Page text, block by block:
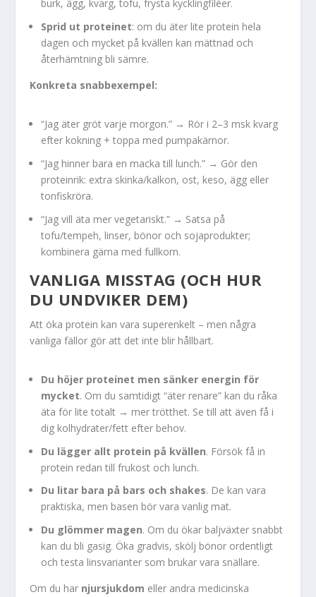
burk, ägg, kvarg, tofu, frysta kycklingfiléer.
Sprid ut proteinet: om du äter lite protein hela
dagen och mycket på kvällen kan mättnad och
återhämtning bli sämre.
Konkreta snabbexempel:
“Jag äter gröt varje morgon.” → Rör i 2–3 msk kvarg
efter kokning + toppa med pumpakärnor.
“Jag hinner bara en macka till lunch.” → Gör den
proteinrik: extra skinka/kalkon, ost, keso, ägg eller
tonfiskröra.
“Jag vill äta mer vegetariskt.” → Satsa på
tofu/tempeh, linser, bönor och sojaprodukter;
kombinera gärna med fullkorn.
VANLIGA MISSTAG (OCH HUR
DU UNDVIKER DEM)
Att öka protein kan vara superenkelt – men några
vanliga fällor gör att det inte blir hållbart.
Du höjer proteinet men sänker energin för
mycket. Om du samtidigt “äter renare” kan du råka
äta för lite totalt → mer trötthet. Se till att även få i
dig kolhydrater/fett efter behov.
Du lägger allt protein på kvällen. Försök få in
protein redan till frukost och lunch.
Du litar bara på bars och shakes. De kan vara
praktiska, men basen bör vara vanlig mat.
Du glömmer magen. Om du ökar baljväxter snabbt
kan du bli gasig. Öka gradvis, skölj bönor ordentligt
och testa linsvarianter som brukar vara snällare.
Om du har njursjukdom eller andra medicinska